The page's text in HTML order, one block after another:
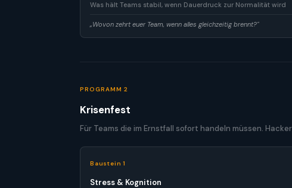
Was hält Teams stabil, wenn Dauerdruck zur Normalität wird
„Wovon zehrt euer Team, wenn alles gleichzeitig brennt?"
PROGRAMM 2
Krisenfest
Für Teams die im Ernstfall sofort handeln müssen.
Baustein 1
Stress & Kognition